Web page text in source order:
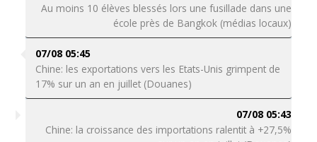
Au moins 10 élèves blessés lors une fusillade dans une
école près de Bangkok (médias locaux)
07/08 05:45
Chine: les exportations vers les Etats-Unis grimpent de
17% sur un an en juillet (Douanes)
07/08 05:43
Chine: la croissance des importations ralentit à +27,5%